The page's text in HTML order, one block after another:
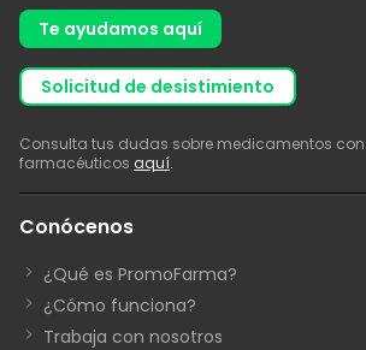
Te ayudamos aquí
solicitud de desistimiento
Consulta tus dudas sobre medicamentos con
farmacéuticos aquí.
Conócenos
¿Qué es PromoFarma?
¿Cómo funciona?
Trabaja con nosotros